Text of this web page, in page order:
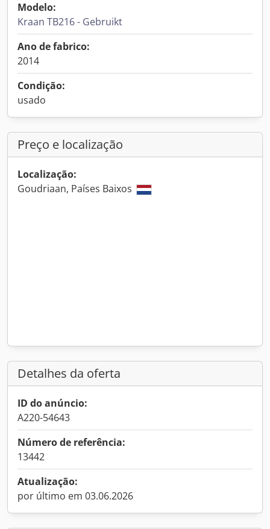
Modelo:
Kraan TB216 - Gebruikt
Ano de fabrico:
2014
Condição:
usado
Preço e localização
Localização:
Goudriaan, Países Baixos
Detalhes da oferta
ID do anúncio:
A220-54643
Número de referência:
13442
Atualização:
por último em 03.06.2026